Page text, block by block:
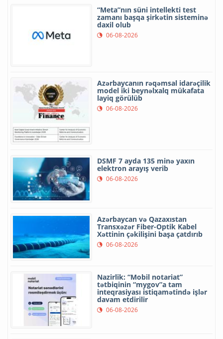
“Meta”nın süni intellekti test
zamanı başqa şirkətin sisteminə
daxil olub
06-08-2026
Azərbaycanın rəqəmsal idarəçilik
model iki beynəlxalq mükafata
layiq görülüb
06-08-2026
DSMF 7 ayda 135 minə yaxın
elektron arayış verib
06-08-2026
Azərbaycan və Qazaxıstan
Transxəzər Fiber-Optik Kabel
Xəttinin çəkilişini başa çatdırıb
06-08-2026
Nazirlik: “Mobil notariat”
tətbiqinin “mygov”a tam
inteqrasiyası istiqamətində işlər
davam etdirilir
06-08-2026